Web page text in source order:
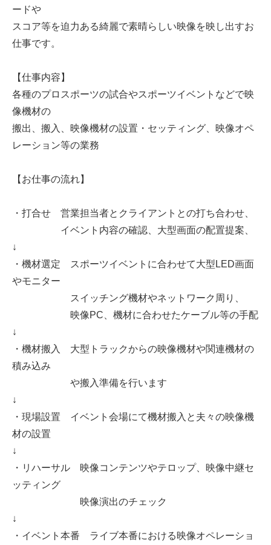
ードや
スコア等を迫力ある綺麗で素晴らしい映像を映し出すお
仕事です。
【仕事内容】
各種のプロスポーツの試合やスポーツイベントなどで映
像機材の
搬出、搬入、映像機材の設置・セッティング、映像オペ
レーション等の業務
【お仕事の流れ】
・打合せ 営業担当者とクライアントとの打ち合わせ、
イベント内容の確認、大型画面の配置提案、
↓
・機材選定 スポーツイベントに合わせて大型LED画面
やモニター
スイッチング機材やネットワーク周り、
映像PC、機材に合わせたケーブル等の手配
↓
・機材搬入 大型トラックからの映像機材や関連機材の
積み込み
や搬入準備を行います
↓
・現場設置 イベント会場にて機材搬入と夫々の映像機
材の設置
↓
・リハーサル 映像コンテンツやテロップ、映像中継セ
ッティング
映像演出のチェック
↓
・イベント本番 ライブ本番における映像オペレーショ